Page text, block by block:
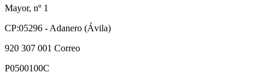
Mayor, nº 1
CP:05296 - Adanero (Ávila)
920 307 001 Correo
P0500100C